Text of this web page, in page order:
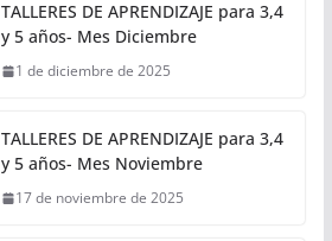
TALLERES DE APRENDIZAJE para 3,4
y 5 años- Mes Diciembre
1 de diciembre de 2025
TALLERES DE APRENDIZAJE para 3,4
y 5 años- Mes Noviembre
17 de noviembre de 2025